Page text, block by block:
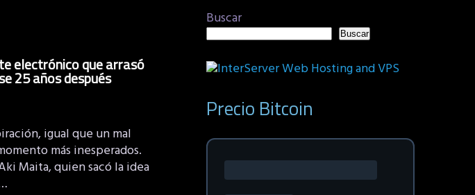
electrónico que arrasó
25 años después
igual que un mal
más inesperados.
Maita, quien sacó la idea
Buscar
Buscar
Precio Bitcoin